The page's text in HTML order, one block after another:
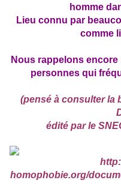
homme
Lieu connu par
comme
Nous rappelons
personnes qui
(pensé à consulter la
édité par le
homophobie.org/